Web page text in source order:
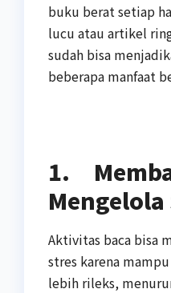
buku berat setiap
lucu atau artikel
sudah bisa
beberapa manfaat
1.
Mengelola
Aktivitas baca bisa
stres karena
lebih rileks,